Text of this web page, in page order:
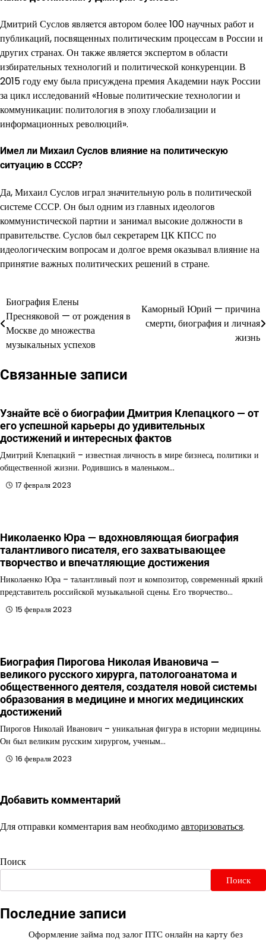
Дмитрий Суслов является автором более 100 научных работ и
публикаций, посвященных политическим процессам в России и
других странах. Он также является экспертом в области
избирательных технологий и политической конкуренции. В
2015 году ему была присуждена премия Академии наук России
за цикл исследований «Новые политические технологии и
коммуникации: политология в эпоху глобализации и
информационных революций».
Имел ли Михаил Суслов влияние на политическую
ситуацию в СССР?
Да, Михаил Суслов играл значительную роль в политической
системе СССР. Он был одним из главных идеологов
коммунистической партии и занимал высокие должности в
правительстве. Суслов был секретарем ЦК КПСС по
идеологическим вопросам и долгое время оказывал влияние на
принятие важных политических решений в стране.
Навигация
по
записям
Биография Елены
Пресняковой — от рождения в
Москве до множества
музыкальных успехов
Каморный Юрий — причина
смерти, биография и личная
жизнь
Связанные записи
Узнайте всё о биографии Дмитрия Клепацкого — от
его успешной карьеры до удивительных
достижений и интересных фактов
Дмитрий Клепацкий – известная личность в мире бизнеса, политики и
общественной жизни. Родившись в маленьком…
17 февраля 2023
Николаенко Юра — вдохновляющая биография
талантливого писателя, его захватывающее
творчество и впечатляющие достижения
Николаенко Юра – талантливый поэт и композитор, современный яркий
представитель российской музыкальной сцены. Его творчество…
15 февраля 2023
Биография Пирогова Николая Ивановича —
великого русского хирурга, патологоанатома и
общественного деятеля, создателя новой системы
образования в медицине и многих медицинских
достижений
Пирогов Николай Иванович – уникальная фигура в истории медицины.
Он был великим русским хирургом, ученым…
16 февраля 2023
Добавить комментарий
Для отправки комментария вам необходимоавторизоваться.
Поиск
Поиск
Последние записи
Оформление займа под залог ПТС онлайн на карту без